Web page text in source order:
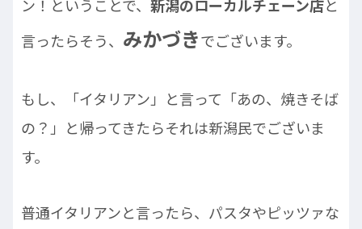
ン！ということで、 新潟のローカルチェーン店と
言ったらそう、 みかづきでございます。
もし、「イタリアン」と言って「あの、焼きそば
の？」と帰ってきたらそれは新潟民でございま
す。
普通イタリアンと言ったら、パスタやピッツァな